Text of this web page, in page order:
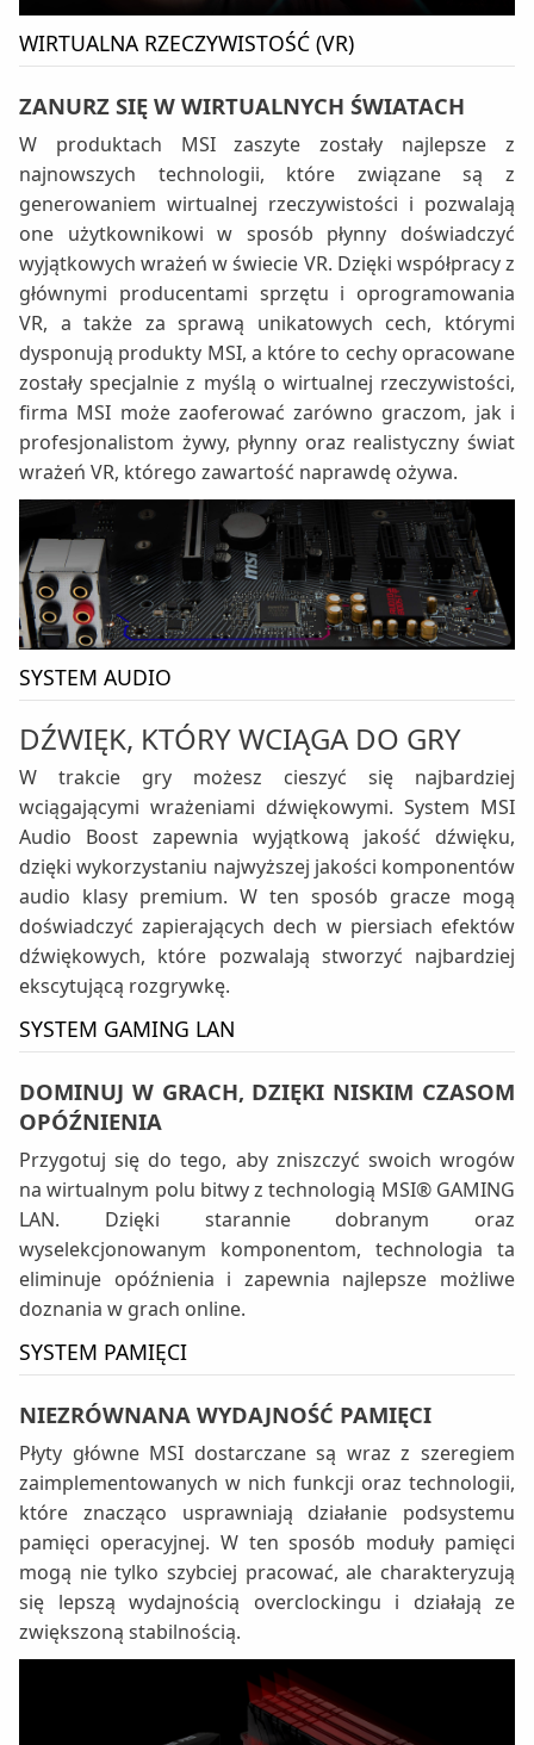
WIRTUALNA RZECZYWISTOŚĆ (VR)
ZANURZ SIĘ W WIRTUALNYCH ŚWIATACH
W produktach MSI zaszyte zostały najlepsze z
najnowszych technologii, które związane są z
generowaniem wirtualnej rzeczywistości i pozwalają
one użytkownikowi w sposób płynny doświadczyć
wyjątkowych wrażeń w świecie VR. Dzięki współpracy z
głównymi producentami sprzętu i oprogramowania
VR, a także za sprawą unikatowych cech, którymi
dysponują produkty MSI, a które to cechy opracowane
zostały specjalnie z myślą o wirtualnej rzeczywistości,
firma MSI może zaoferować zarówno graczom, jak i
profesjonalistom żywy, płynny oraz realistyczny świat
wrażeń VR, którego zawartość naprawdę ożywa.
SYSTEM AUDIO
DŹWIĘK, KTÓRY WCIĄGA DO GRY
W trakcie gry możesz cieszyć się najbardziej
wciągającymi wrażeniami dźwiękowymi. System MSI
Audio Boost zapewnia wyjątkową jakość dźwięku,
dzięki wykorzystaniu najwyższej jakości komponentów
audio klasy premium. W ten sposób gracze mogą
doświadczyć zapierających dech w piersiach efektów
dźwiękowych, które pozwalają stworzyć najbardziej
ekscytującą rozgrywkę.
SYSTEM GAMING LAN
DOMINUJ W GRACH, DZIĘKI NISKIM CZASOM
OPÓŹNIENIA
Przygotuj się do tego, aby zniszczyć swoich wrogów
na wirtualnym polu bitwy z technologią MSI® GAMING
LAN. Dzięki starannie dobranym oraz
wyselekcjonowanym komponentom, technologia ta
eliminuje opóźnienia i zapewnia najlepsze możliwe
doznania w grach online.
SYSTEM PAMIĘCI
NIEZRÓWNANA WYDAJNOŚĆ PAMIĘCI
Płyty główne MSI dostarczane są wraz z szeregiem
zaimplementowanych w nich funkcji oraz technologii,
które znacząco usprawniają działanie podsystemu
pamięci operacyjnej. W ten sposób moduły pamięci
mogą nie tylko szybciej pracować, ale charakteryzują
się lepszą wydajnością overclockingu i działają ze
zwiększoną stabilnością.